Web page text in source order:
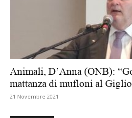
Animali, D’Anna (ONB):
mattanza di mufloni al
21 Novembre 2021